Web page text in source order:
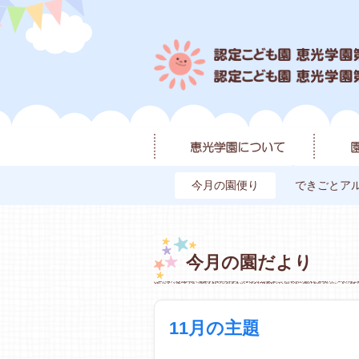
今月の園便り できごとア
今月の園だより
11月の主題